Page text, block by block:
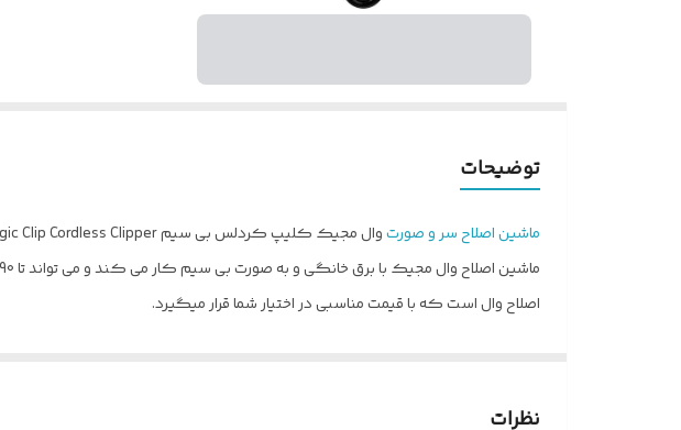
توضیحات
ماشین اصلاح سر و صورتوال مجیک کلیپ کردلس بی سیم Wahl Magic Clip Cordless Clipper ایده آل برای یک اصلاح کامل و بی نقص و حرفه ای است.
اصلاح وال است که با قیمت مناسبی در اختیار شما قرار میگیرد.
نظرات